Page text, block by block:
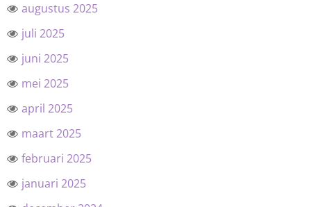
augustus 2025
juli 2025
juni 2025
mei 2025
april 2025
maart 2025
februari 2025
januari 2025